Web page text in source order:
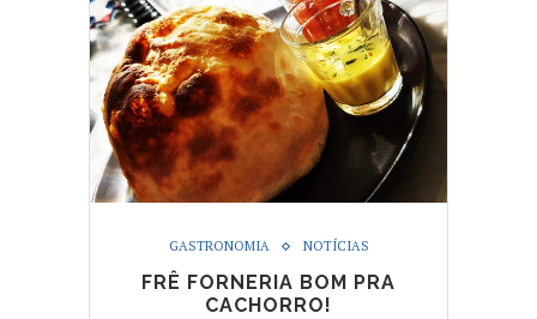
GASTRONOMIA NOTÍCIAS
FRÊ FORNERIA BOM PRA
CACHORRO!